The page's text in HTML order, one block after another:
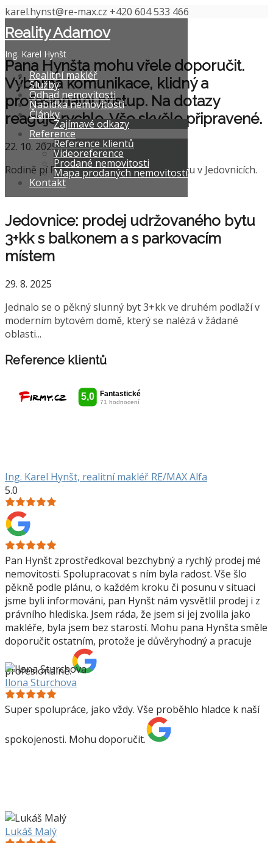
karel.hynst@re-max.cz +420 604 533 466
Reality Adamov
Ing. Karel Hynšt
Realitní makléř
Služby
Odhad nemovitosti
Nabídka nemovitostí
Články
Zajímavé odkazy
Reference
Reference klientů
Videoreference
Prodané nemovitosti
Mapa prodaných nemovitostí
Kontakt
Pana Hynšta mohu vřele doporučit.
Výborná komunikace, klidný a
profesionální přístup. Na dotazy
reaguje rychle. Vše skvěle připravené.
22. 10. 2025
Rodině pí Petrové jsem zařídil prodej bytu v Jedovnicích.
Jedovnice: prodej udržovaného bytu
3+kk s balkonem a s parkovacím
místem
29. 8. 2025
Jednalo se o pěkný slunný byt 3+kk ve druhém podlaží v
moderním bytovém domě, který se nalézá v žádané
oblasti...
Reference klientů
Ing. Karel Hynšt, realitní makléř RE/MAX Alfa
5.0
Pan Hynšt zprostředkoval bezchybný a rychlý prodej mé
nemovitosti. Spolupracovat s ním byla radost. Vše šlo
pěkně podle plánu, o každém kroku či posunu v situaci
jsme byli informováni, pan Hynšt nám vysvětlil prodej i z
právního hlediska. Jsem ráda, že jsem si jej zvolila jako
makléře, byla jsem bez starostí. Mohu pana Hynšta směle
doporučit ostatním, protože je důvěryhodný a pracuje
profesionálně.
Ilona Sturchova
Super spolupráce, jako vždy. Vše proběhlo hladce k naší
spokojenosti. Mohu doporučit.
Lukáš Malý